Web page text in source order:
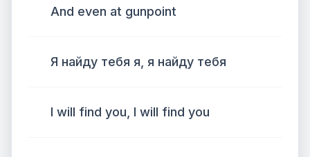
And even at gunpoint
Я найду тебя я, я найду тебя
I will find you, I will find you